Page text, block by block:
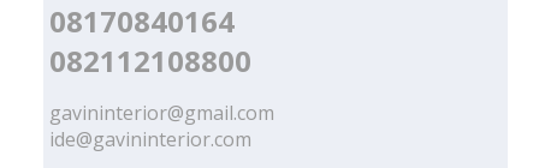
08170840164
082112108800
gavininterior@gmail.com
ide@gavininterior.com